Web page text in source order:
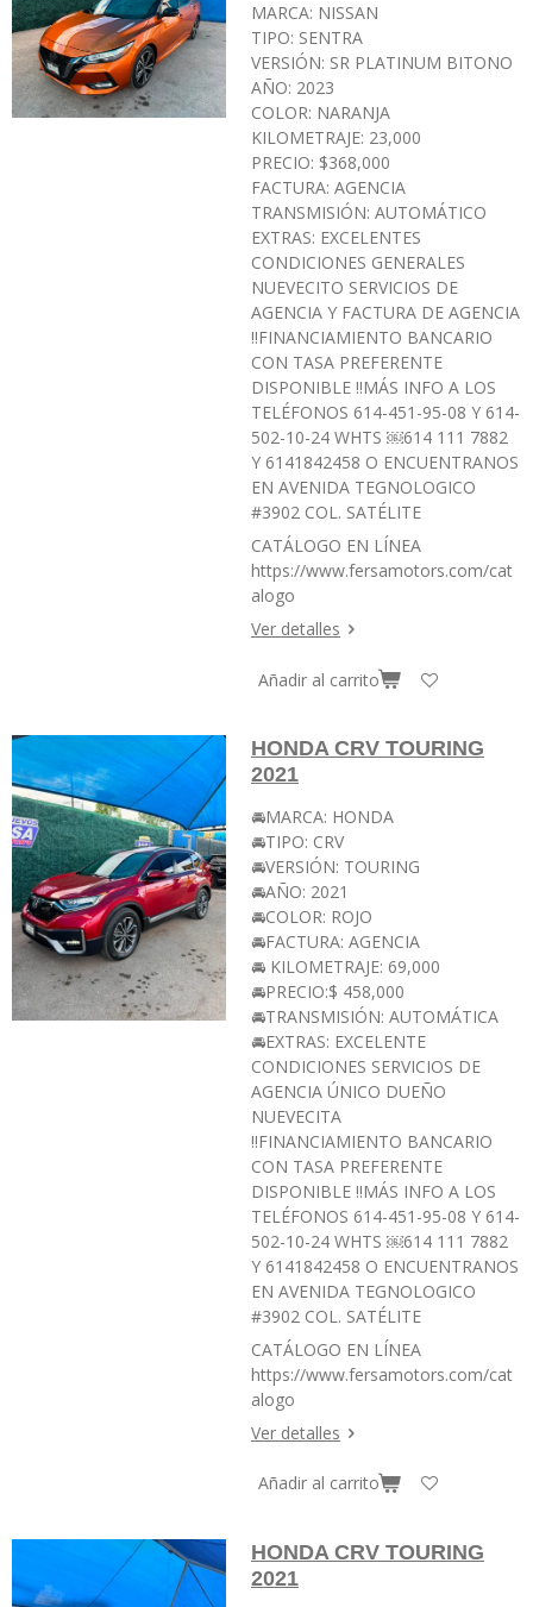
MARCA: NISSAN
TIPO: SENTRA
VERSIÓN: SR PLATINUM BITONO
AÑO: 2023
COLOR: NARANJA
KILOMETRAJE: 23,000
PRECIO: $368,000
FACTURA: AGENCIA
TRANSMISIÓN: AUTOMÁTICO
EXTRAS: EXCELENTES
CONDICIONES GENERALES
NUEVECITO SERVICIOS DE
AGENCIA Y FACTURA DE AGENCIA
‼️FINANCIAMIENTO BANCARIO
CON TASA PREFERENTE
DISPONIBLE ‼️MÁS INFO A LOS
TELÉFONOS 614-451-95-08 Y 614-
502-10-24 WHTS ￼⁨614 111 7882⁩
Y 6141842458 O ENCUENTRANOS
EN AVENIDA TEGNOLOGICO
#3902 COL. SATÉLITE
CATÁLOGO EN LÍNEA
https://www.fersamotors.com/cat
alogo
Ver detalles
Añadir al carrito
HONDA CRV TOURING
2021
🚘MARCA: HONDA
🚘TIPO: CRV
🚘VERSIÓN: TOURING
🚘AÑO: 2021
🚘COLOR: ROJO
🚘FACTURA: AGENCIA
🚘 KILOMETRAJE: 69,000
🚘PRECIO:$ 458,000
🚘TRANSMISIÓN: AUTOMÁTICA
🚘EXTRAS: EXCELENTE
CONDICIONES SERVICIOS DE
AGENCIA ÚNICO DUEÑO
NUEVECITA
‼️FINANCIAMIENTO BANCARIO
CON TASA PREFERENTE
DISPONIBLE ‼️MÁS INFO A LOS
TELÉFONOS 614-451-95-08 Y 614-
502-10-24 WHTS ￼⁨614 111 7882⁩
Y 6141842458 O ENCUENTRANOS
EN AVENIDA TEGNOLOGICO
#3902 COL. SATÉLITE
CATÁLOGO EN LÍNEA
https://www.fersamotors.com/cat
alogo
Ver detalles
Añadir al carrito
HONDA CRV TOURING
2021